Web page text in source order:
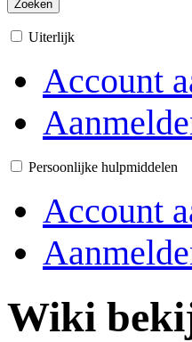
Zoeken
Uiterlijk
Account
Persoonlijke hulpmiddelen
Account
Wiki